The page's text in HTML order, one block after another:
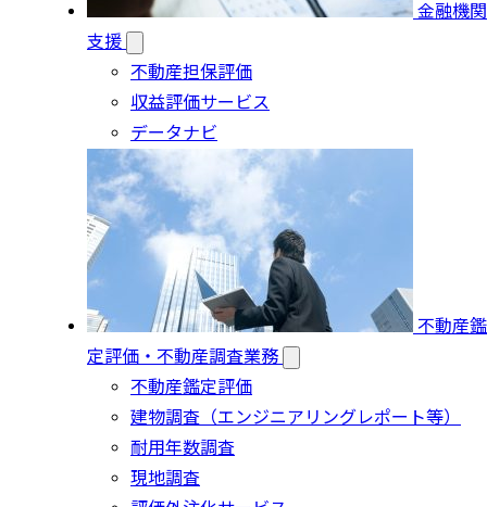
金融機関
支援
不動産担保評価
収益評価サービス
データナビ
不動産鑑
定評価・不動産調査業務
不動産鑑定評価
建物調査（エンジニアリングレポート等）
耐用年数調査
現地調査